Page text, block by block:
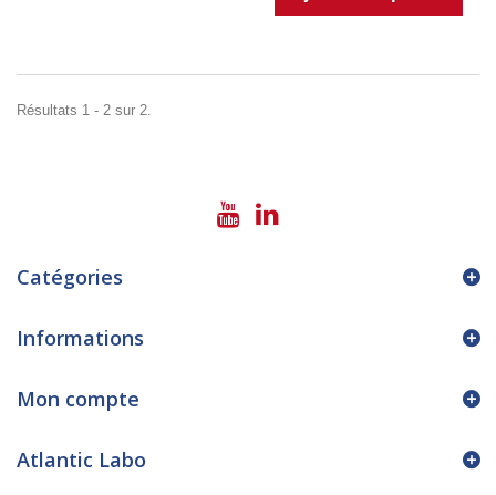
Résultats 1 - 2 sur 2.
Catégories
Informations
Mon compte
Atlantic Labo